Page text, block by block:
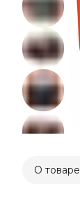
О товаре